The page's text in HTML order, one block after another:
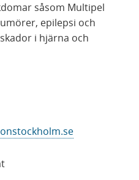
såsom Multipel
epilepsi och
i hjärna och